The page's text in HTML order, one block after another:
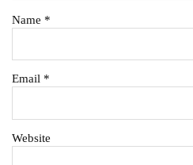
Name *
Email *
Website